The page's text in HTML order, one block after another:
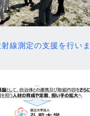
線測定の支援を行いま